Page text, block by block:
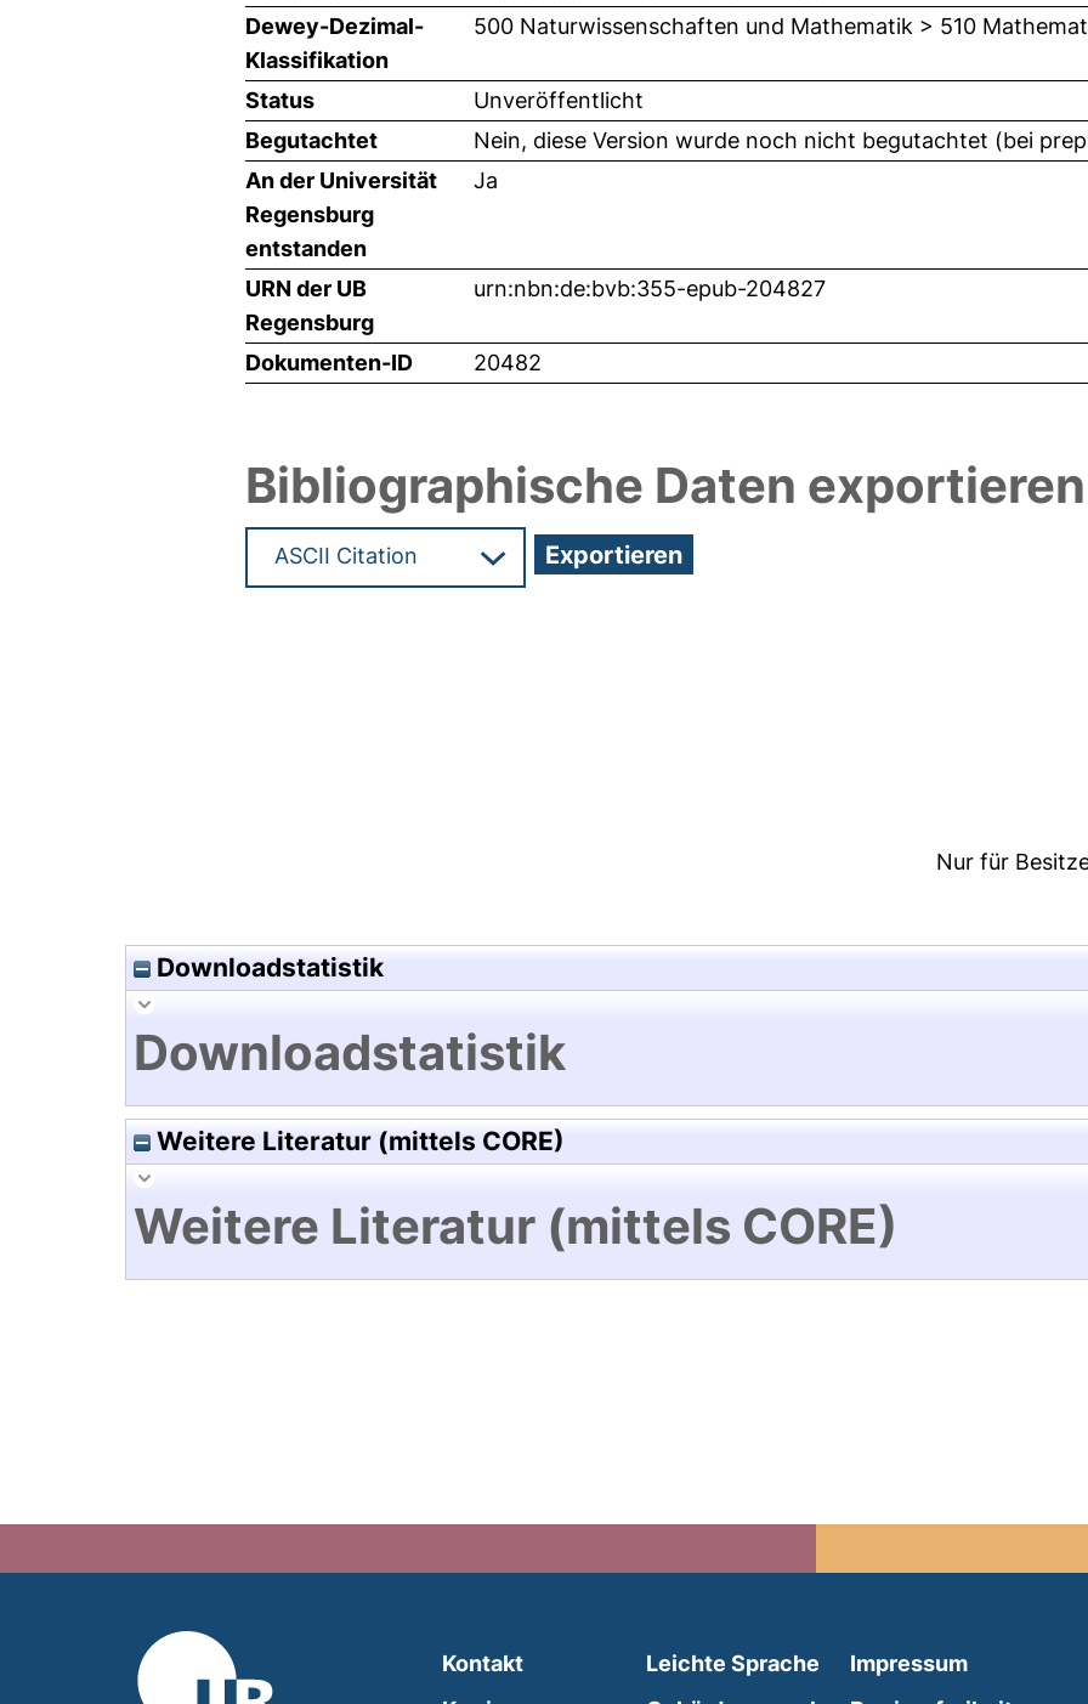
Dewey-Dezimal-
Klassifikation
500 Naturwissenschaften und Mathematik > 510
Status
Unveröffentlicht
Begutachtet
Nein, diese Version wurde noch nicht begutachtet (bei
An der Universität
Regensburg
entstanden
Ja
URN der UB
Regensburg
urn:nbn:de:bvb:355-epub-204827
Dokumenten-ID 20482
Bibliographische Daten exportieren
Nur für
Downloadstatistik
Downloadstatistik
Weitere Literatur (mittels CORE)
Weitere Literatur (mittels CORE)
Kontakt
Leichte Sprache (external link, opens in a
Impressum